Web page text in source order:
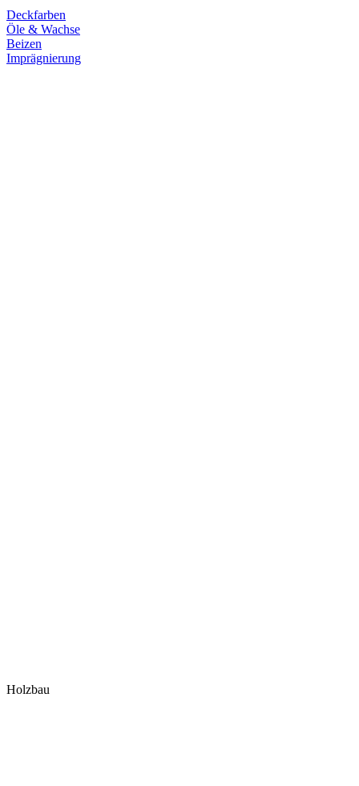
Deckfarben
Öle & Wachse
Beizen
Imprägnierung
Holzbau